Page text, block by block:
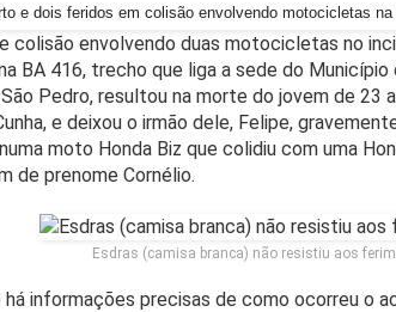
colisão envolvendo duas motocicletas no
BA 416, trecho que liga a sede do Município
Pedro, resultou na morte do jovem de 23
e deixou o irmão dele, Felipe,
moto Honda Biz que colidiu com uma
de prenome Cornélio.
Esdras (camisa branca) não resistiu aos
há informações precisas de como ocorreu o